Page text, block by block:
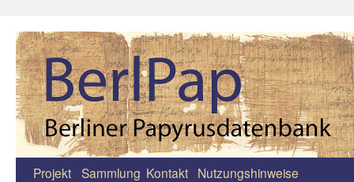
Zum
Projekt Sammlung Kontakt Nutzungshinweise